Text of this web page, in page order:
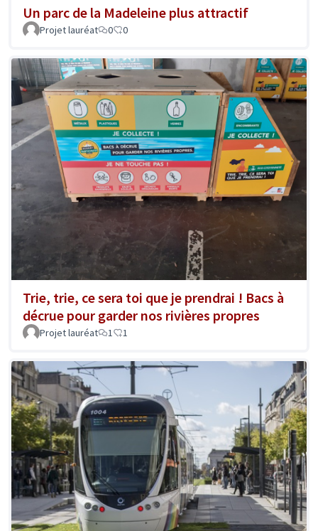
Un parc de la Madeleine plus attractif
Projet lauréat 0 0
Trie, trie, ce sera toi que je prendrai ! Bacs à
décrue pour garder nos rivières propres
Projet lauréat 1 1